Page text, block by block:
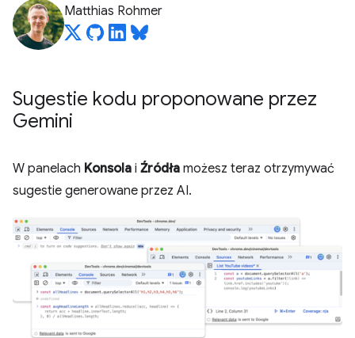
Matthias Rohmer
Sugestie kodu proponowane przez
Gemini
W panelach Konsola i Źródła możesz teraz otrzymywać
sugestie generowane przez AI.